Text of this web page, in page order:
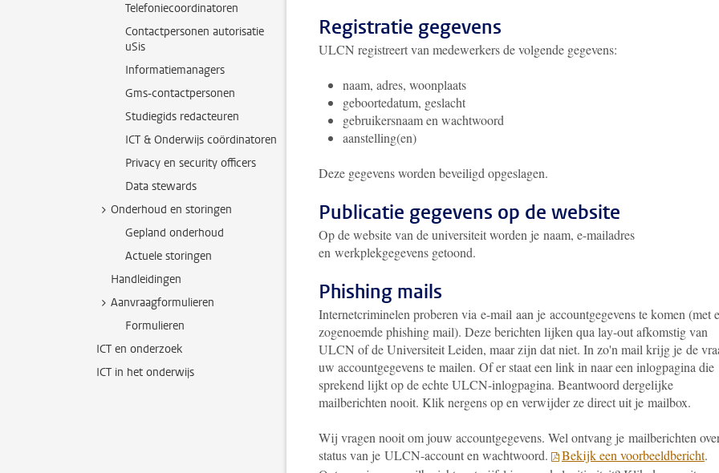
Telefoniecoordinatoren
Contactpersonen autorisatie
uSis
Informatiemanagers
Gms-contactpersonen
Studiegids redacteuren
ICT & Onderwijs coördinatoren
Privacy en security officers
Data stewards
Onderhoud en storingen
Gepland onderhoud
Actuele storingen
Handleidingen
Aanvraagformulieren
Formulieren
ICT en onderzoek
ICT in het onderwijs
Registratie gegevens
ULCN registreert van medewerkers de volgende gegevens:
naam, adres, woonplaats
geboortedatum, geslacht
gebruikersnaam en wachtwoord
aanstelling(en)
Deze gegevens worden beveiligd opgeslagen.
Publicatie gegevens op de website
Op de website van de universiteit worden je naam, e-mailadres
en werkplekgegevens getoond.
Phishing mails
Internetcriminelen proberen via e-mail aan je accountgegevens te komen (met
zogenoemde phishing mail). Deze berichten lijken qua lay-out afkomstig van
ULCN of de Universiteit Leiden, maar zijn dat niet. In zo'n mail krijg je de
uw accountgegevens te mailen. Of er staat een link in naar een inlogpagina die
sprekend lijkt op de echte ULCN-inlogpagina. Beantwoord dergelijke
mailberichten nooit. Klik nergens op en verwijder ze direct uit je mailbox.
Wij vragen nooit om jouw accountgegevens. Wel ontvang je mailberichten
status van je ULCN-account en wachtwoord.
Bekijk een voorbeeldbericht.